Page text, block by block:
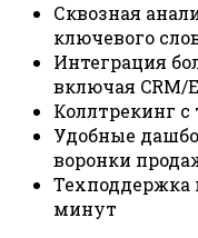
Сквозная
ключевого
Интеграция
включая CRM/
Коллтрекинг с
Удобные
воронки
Техподдержка
минут